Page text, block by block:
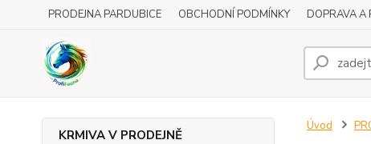
PRODEJNA PARDUBICE OBCHODNÍ PODMÍNKY DOPRAVA A
KRMIVA V PRODEJNĚ
Úvod